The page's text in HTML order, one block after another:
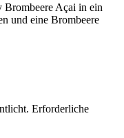
Açai in ein
und eine Brombeere
Erforderliche